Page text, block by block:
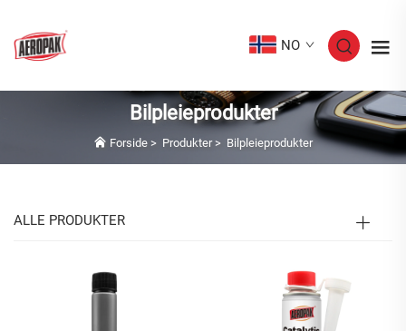
NO
Bilpleieprodukter
Forside > Produkter> Bilpleieprodukter
ALLE PRODUKTER